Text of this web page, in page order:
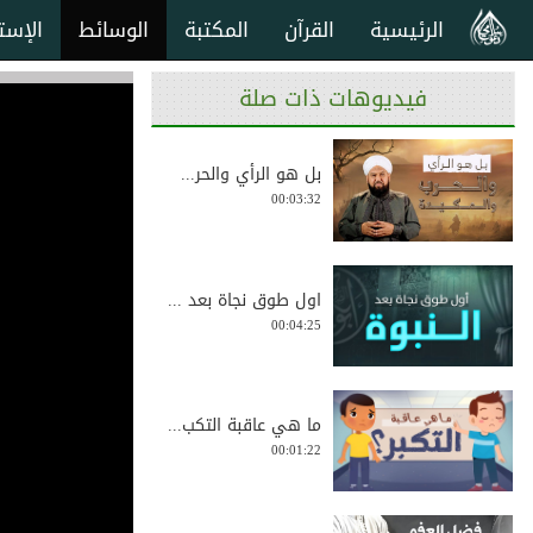
الوسائط المكتبة القرآن الرئيسية
فيديوهات ذات صلة
بل هو الرأي والحر...
00:03:32
اول طوق نجاة بعد ...
00:04:25
ما هي عاقبة التكب...
00:01:22